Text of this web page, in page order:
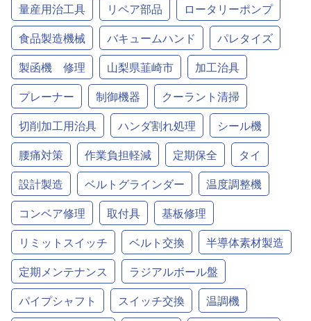
量産用治工具
リペア部品
ロータリーポンプ
食品製造機械
バキュームハンド
パレタイズ
製函機 修理
山梨県韮崎市
加工治具
プレーナー
制御機器
クーラント清掃
切削加工用治具
ハンダ割れ処理
シール機
腰痛対策
作業負担軽減 定期保全
タイ
設計製造
ベルトグラインダー
温度調整機
コンベア修理
取付具
基板修理
リミットスイッチ
ベルト交換
半導体素材製造
定期メンテナンス
ラジアルボール盤
パイプシャフト
スイッチ交換
温調機